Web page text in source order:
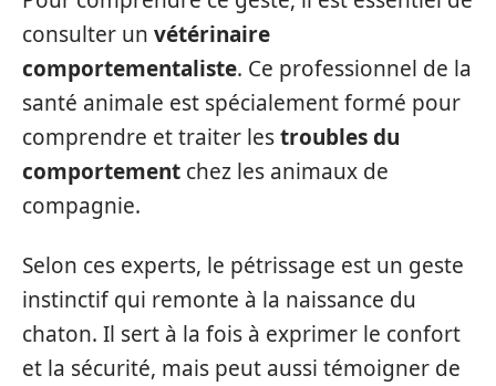
consulter un vétérinaire
comportementaliste. Ce professionnel de la
santé animale est spécialement formé pour
comprendre et traiter lestroubles du
comportement chez les animaux de
compagnie.
Selon ces experts, le pétrissage est un geste
instinctif qui remonte à la naissance du
chaton. Il sert à la fois à exprimer le confort
et la sécurité, mais peut aussi témoigner de